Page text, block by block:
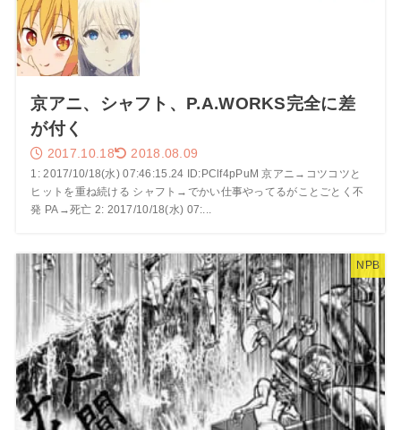
京アニ、シャフト、P.A.WORKS完全に差
が付く
2017.10.18 2018.08.09
1: 2017/10/18(水) 07:46:15.24 ID:PClf4pPuM 京アニ→コツコツと
ヒットを重ね続ける シャフト→でかい仕事やってるがことごとく不
発 PA→死亡 2: 2017/10/18(水) 07:...
NPB